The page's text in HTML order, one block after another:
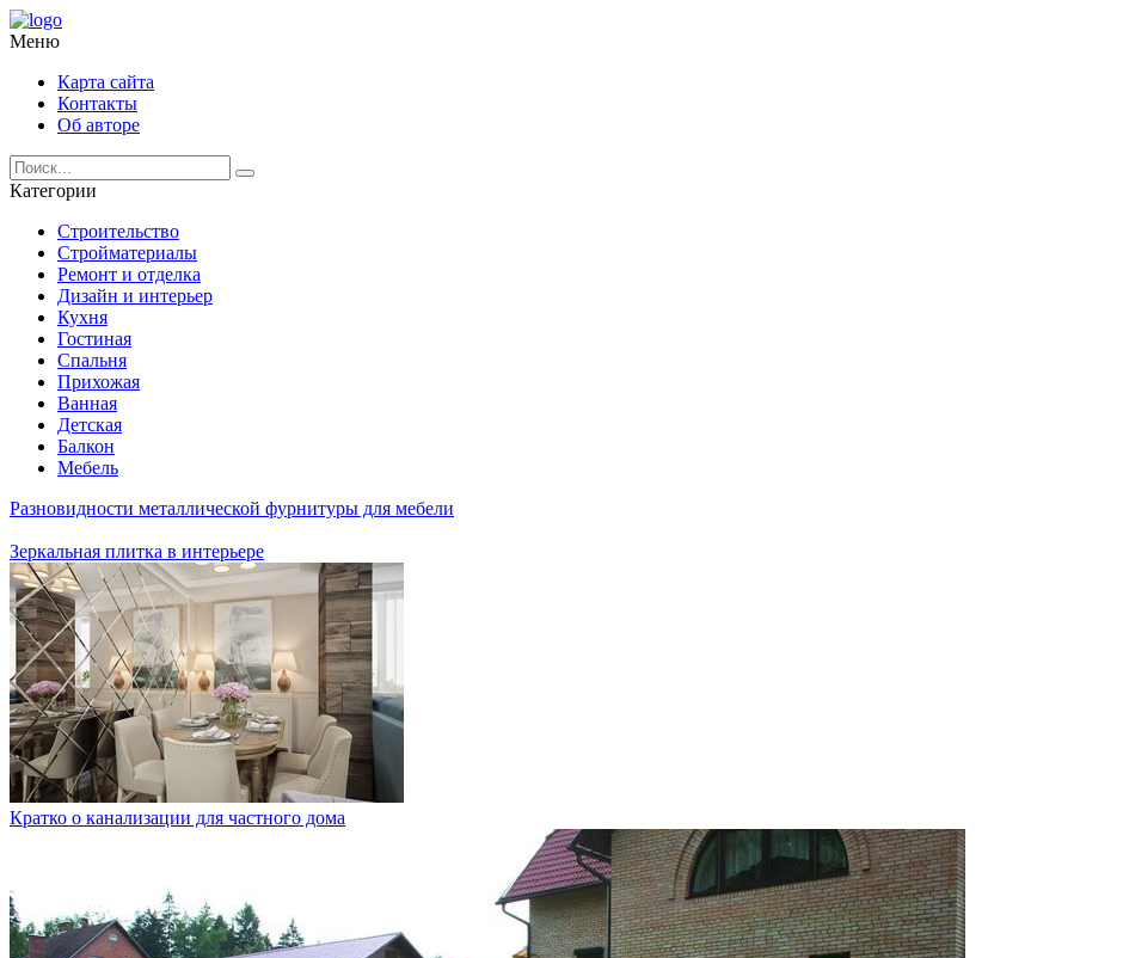
Меню
Карта сайта
Контакты
Об авторе
Категории
Строительство
Стройматериалы
Ремонт и отделка
Дизайн и интерьер
Кухня
Гостиная
Спальня
Прихожая
Ванная
Детская
Балкон
Мебель
Разновидности металлической фурнитуры для мебели
Зеркальная плитка в интерьере
Кратко о канализации для частного дома